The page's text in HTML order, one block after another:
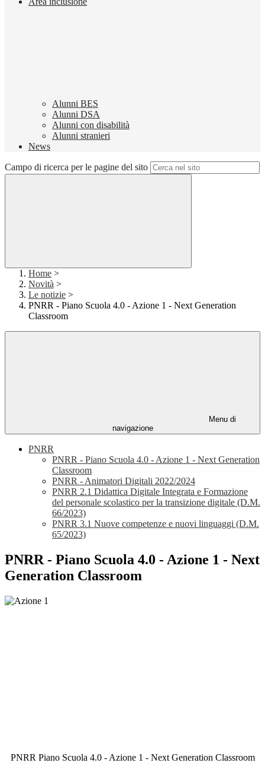
Alunni BES
Alunni DSA
Alunni con disabilità
Alunni stranieri
News
Campo di ricerca per le pagine del sito
Home >
Novità >
Le notizie >
PNRR - Piano Scuola 4.0 - Azione 1 - Next Generation
Classroom
Menu di
navigazione
PNRR
PNRR - Piano Scuola 4.0 - Azione 1 - Next Generation
Classroom
PNRR - Animatori Digitali 2022/2024
PNRR 2.1 Didattica Digitale Integrata e Formazione
del personale scolastico per la transizione digitale (D.M.
66/2023)
PNRR 3.1 Nuove competenze e nuovi linguaggi (D.M.
65/2023)
PNRR - Piano Scuola 4.0 - Azione 1 - Next
Generation Classroom
PNRR Piano Scuola 4.0 - Azione 1 - Next Generation Classroom